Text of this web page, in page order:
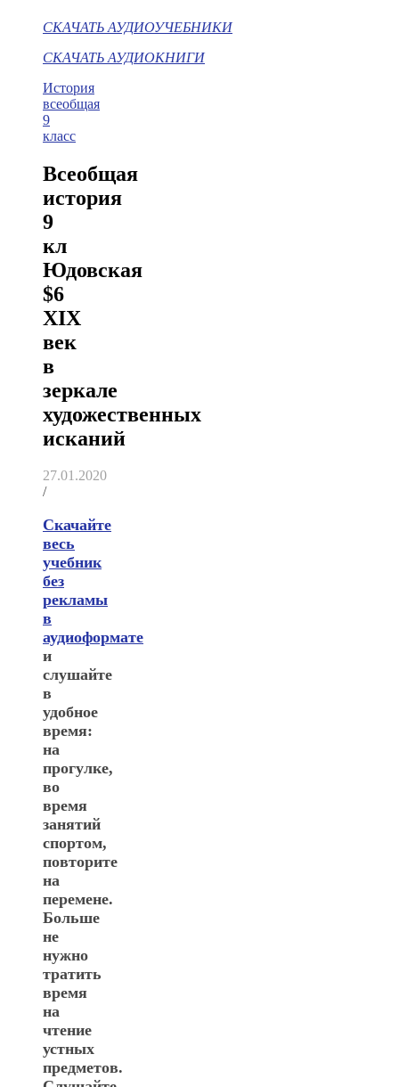
СКАЧАТЬ АУДИОУЧЕБНИКИ
СКАЧАТЬ АУДИОКНИГИ
История
всеобщая
9
класс
Всеобщая
история
9
кл
Юдовская
$6
XIX
век
в
зеркале
художественных
исканий
27.01.2020
/
Скачайте
весь
учебник
без
рекламы
в
аудиоформате
и
слушайте
в
удобное
время:
на
прогулке,
во
время
занятий
спортом,
повторите
на
перемене.
Больше
не
нужно
тратить
время
на
чтение
устных
предметов.